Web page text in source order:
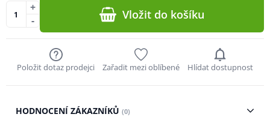
-
+ Vložit do košíku
Položit dotaz prodejci Zařadit mezi oblíbené Hlídat dostupnost
HODNOCENÍ ZÁKAZNÍKŮ (0)